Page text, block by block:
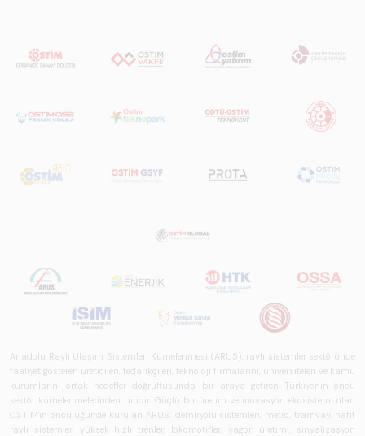
Anadolu Raylı Ulaşım Sistemleri Kümelenmesi (ARUS), raylı sistemler sektöründe
faaliyet gösteren üreticileri, tedarikçileri, teknoloji firmalarını, üniversiteleri ve kamu
kurumlarını ortak hedefler doğrultusunda bir araya getiren Türkiye'nin öncü
sektör kümelenmelerinden biridir. Güçlü bir üretim ve inovasyon ekosistemi olan
OSTİM'in öncülüğünde kurulan ARUS; demiryolu sistemleri, metro, tramvay, hafif
raylı sistemler, yüksek hızlı trenler, lokomotifler, vagon üretimi, sinyalizasyon